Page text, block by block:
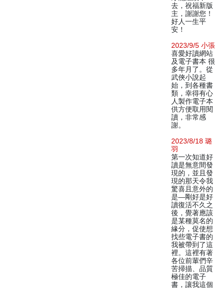
去，祝福新版
主，謝謝您！
好人一生平
安！
2023/9/5 小張
喜愛好讀網站
及電子書本 很
多年月了。從
武俠小說起
始，到各種書
類，幸得有心
人製作電子本
供方便取用閱
讀，非常感
謝。
2023/8/18 璐
羽
第一次知道好
讀是無意間發
現的，並且發
現的那天令我
驚喜且意外的
是—剛好是好
讀復活不久之
後，覺著應該
是某種莫名的
緣分，促使想
找些電子書的
我被帶到了這
裡。這裡有著
各位前輩們辛
苦掃描、品質
極佳的電子
書，讓我這個